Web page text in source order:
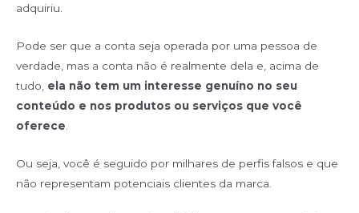
adquiriu.
Pode ser que a conta seja operada por uma pessoa de
verdade, mas a conta não é realmente dela e, acima de
tudo, ela não tem um interesse genuíno no seu
conteúdo e nos produtos ou serviços que você
oferece
Ou seja, você é seguido por milhares de perfis falsos e que
não representam potenciais clientes da marca.